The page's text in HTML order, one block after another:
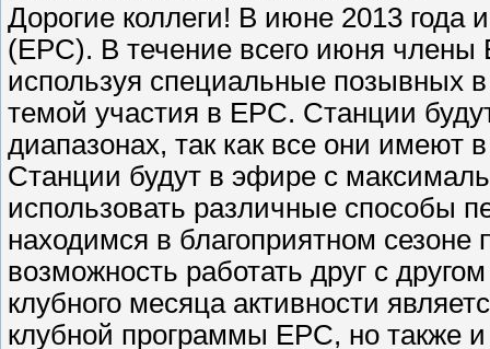
Дорогие коллеги! В июне 2013 года
(EPC). В течение всего июня члены
используя специальные позывных
темой участия в EPC. Станции
диапазонах, так как все они
Станции будут в эфире с
использовать различные способы
находимся в благоприятном
возможность работать друг с
клубного месяца активности
клубной программы EPC, но также